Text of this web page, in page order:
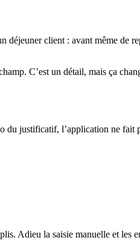
client : avant même de
C’est un détail, mais ça
du justificatif, l’application ne fait
Adieu la saisie manuelle et les